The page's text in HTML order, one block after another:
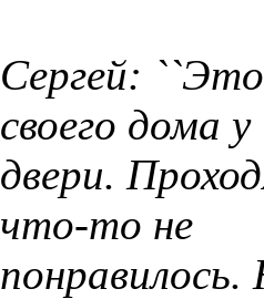
Сергей:
своего дома у
двери.
что-то не
понравилось.